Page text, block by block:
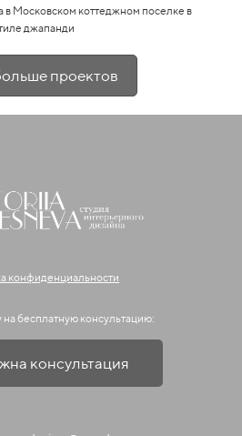
в Московском коттеджном поселке в
джапанди
проектов
конфиденциальности
на бесплатную консультацию:
консультация